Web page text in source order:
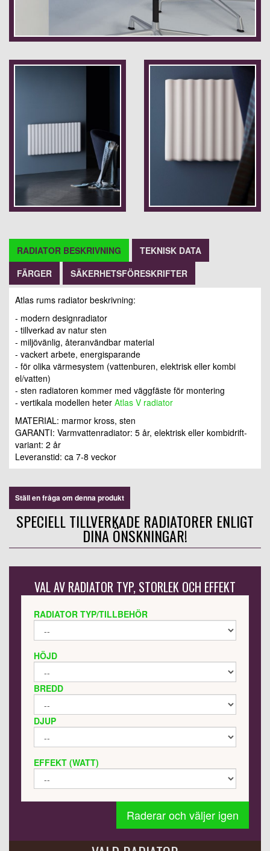
RADIATOR BESKRIVNING
TEKNISK DATA
FÄRGER
SÄKERHETSFÖRESKRIFTER
Atlas rums radiator beskrivning:
- modern designradiator
- tillverkad av natur sten
- miljövänlig, återanvändbar material
- vackert arbete, energisparande
- för olika värmesystem (vattenburen, elektrisk eller kombi
el/vatten)
- sten radiatoren kommer med väggfäste för montering
- vertikala modellen heter Atlas V radiator
MATERIAL: marmor kross, sten
GARANTI: Varmvattenradiator: 5 år, elektrisk eller kombidrift-
variant: 2 år
Leveranstid: ca 7-8 veckor
Ställ en fråga om denna produkt
SPECIELL TILLVERKADE RADIATORER ENLIGT
DINA ÖNSKNINGAR!
VAL AV RADIATOR TYP, STORLEK OCH EFFEKT
RADIATOR TYP/TILLBEHÖR
HÖJD
BREDD
DJUP
EFFEKT (WATT)
Raderar och väljer igen